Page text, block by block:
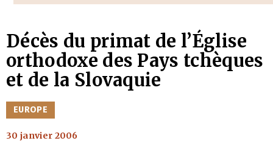
Décès du primat de l’Église
orthodoxe des Pays tchèques
et de la Slovaquie
CATÉGORIES
EUROPE
30 janvier 2006